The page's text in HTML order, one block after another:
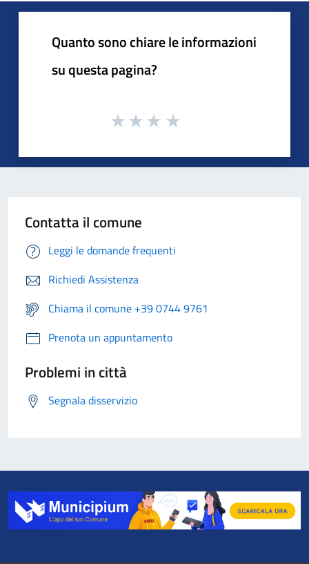
Quanto sono chiare le informazioni
su questa pagina?
Contatta il comune
Leggi le domande frequenti
Richiedi Assistenza
Chiama il comune +39 0744 9761
Prenota un appuntamento
Problemi in città
Segnala disservizio